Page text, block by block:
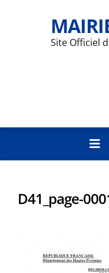
Site Officiel
D41_page-